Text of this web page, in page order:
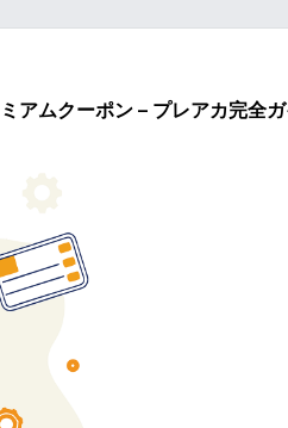
アムクーポン – プレアカ完全